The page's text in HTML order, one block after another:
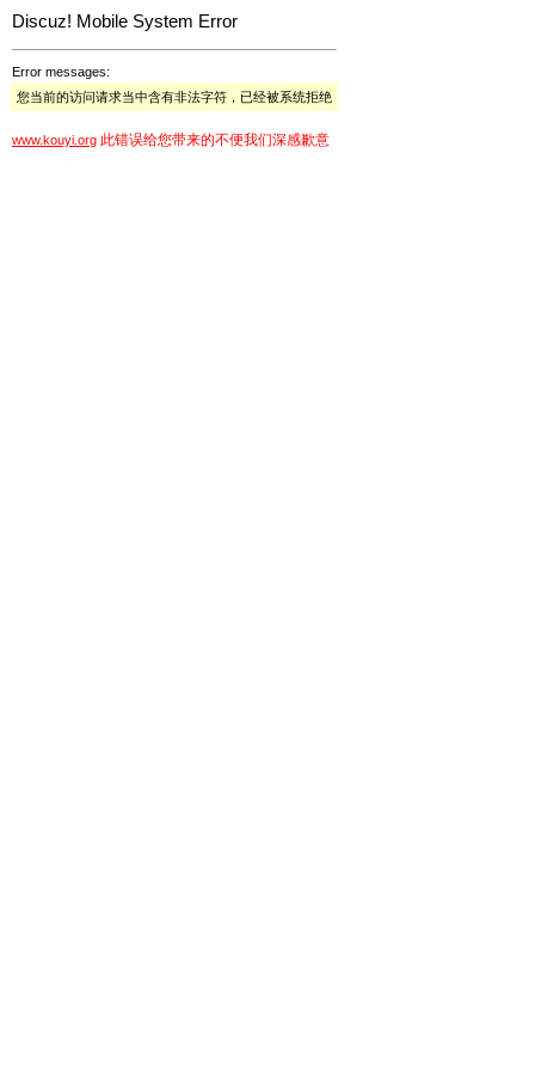
Discuz! Mobile System Error
Error messages:
您当前的访问请求当中含有非法字符，已经被系统拒绝
www.kouyi.org 此错误给您带来的不便我们深感歉意